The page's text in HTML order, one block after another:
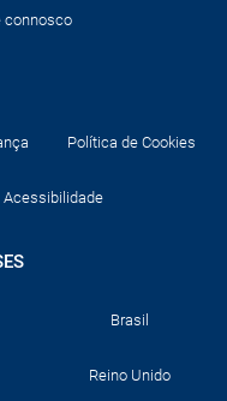
connosco
Política de Cookies
Acessibilidade
Brasil
Reino Unido